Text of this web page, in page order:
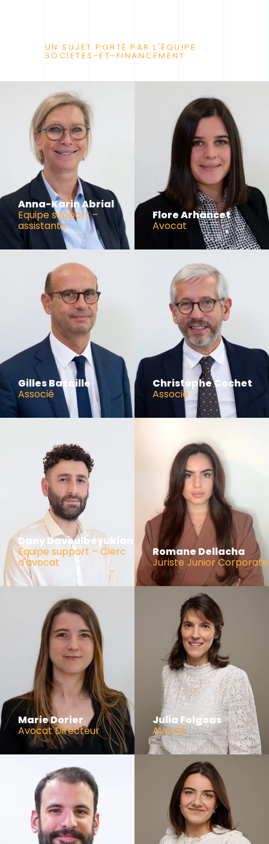
UN SUJET PORTÉ PAR L'ÉQUIPE
SOCIETES-ET-FINANCEMENT
Anna-Karin Abrial
Equipe support –
assistante
Flore Arhancet
Avocat
Gilles Bazaille
Associé
Christophe Cochet
Associé
Dany Davoulbeyukian
Equipe support – Clerc
d'avocat
Romane Dellacha
Juriste Junior Corporate
Marie Dorier
Avocat Directeur
Julia Folgoas
Avocat